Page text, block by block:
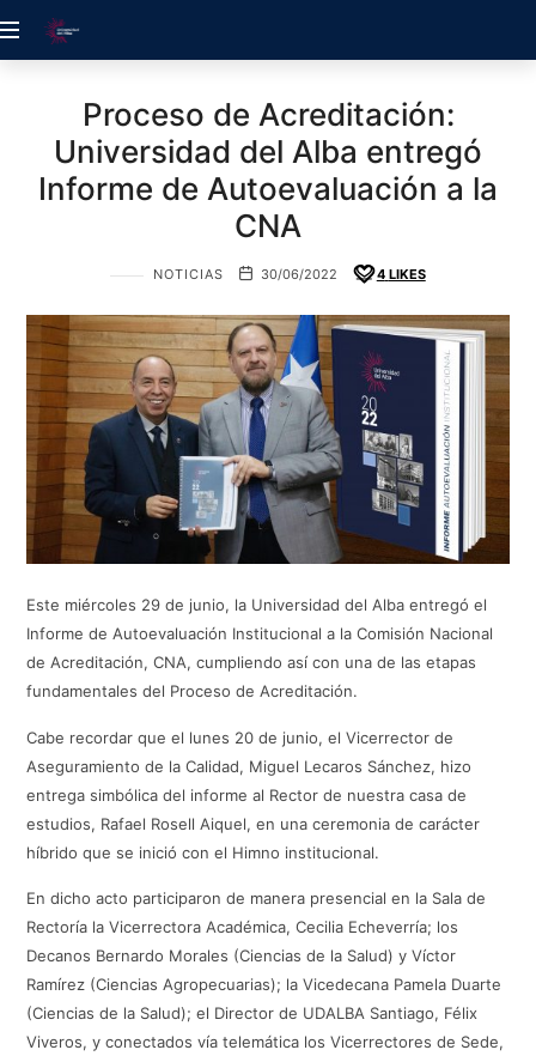
ACREDITACIÓN
Proceso de Acreditación:
Universidad del Alba entregó
Informe de Autoevaluación a la
CNA
NOTICIAS 30/06/2022 4 LIKES
Este miércoles 29 de junio, la Universidad del Alba entregó el
Informe de Autoevaluación Institucional a la Comisión Nacional
de Acreditación, CNA, cumpliendo así con una de las etapas
fundamentales del Proceso de Acreditación.
Cabe recordar que el lunes 20 de junio, el Vicerrector de
Aseguramiento de la Calidad, Miguel Lecaros Sánchez, hizo
entrega simbólica del informe al Rector de nuestra casa de
estudios, Rafael Rosell Aiquel, en una ceremonia de carácter
híbrido que se inició con el Himno institucional.
En dicho acto participaron de manera presencial en la Sala de
Rectoría la Vicerrectora Académica, Cecilia Echeverría; los
Decanos Bernardo Morales (Ciencias de la Salud) y Víctor
Ramírez (Ciencias Agropecuarias); la Vicedecana Pamela Duarte
(Ciencias de la Salud); el Director de UDALBA Santiago, Félix
Viveros, y conectados vía telemática los Vicerrectores de Sede,